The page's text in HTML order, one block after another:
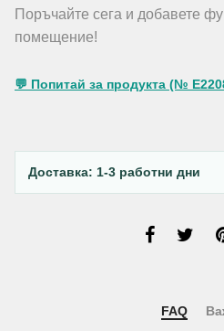
Поръчайте сега и добавете
помещение!
💬 Попитай за продукта (№
Доставка: 1-3 работни дни
FAQ